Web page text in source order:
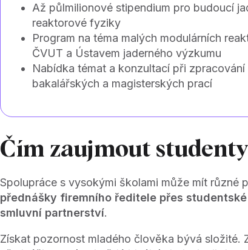
Až půlmilionové stipendium pro budoucí
reaktorové fyziky
Program na téma malých modulárních
ČVUT a Ústavem jaderného výzkumu
Nabídka témat a konzultací při
bakalářských a magisterských prací
Čím zaujmout studenty
Spolupráce s vysokými školami může mít různé
přednášky firemního ředitele přes
smluvní partnerství.
Získat pozornost mladého člověka bývá složité.